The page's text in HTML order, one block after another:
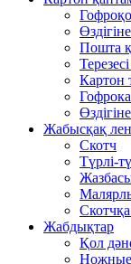
Пошта
Картон
Жабысқақ
Скотч
Түрлі-
Жабдықтар
Қол
Ножные